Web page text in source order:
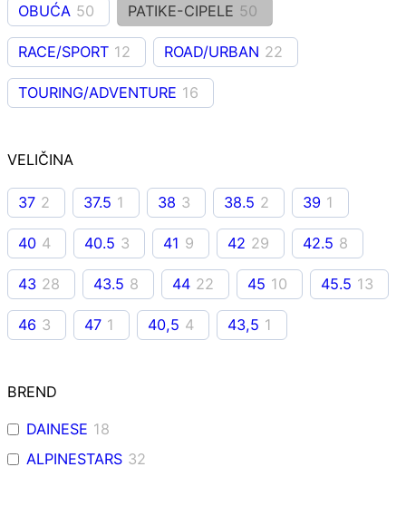
OBUĆA 50 PATIKE-CIPELE 50
RACE/SPORT 12 ROAD/URBAN 22
TOURING/ADVENTURE 16
VELIČINA
37 2 37.5 1 38 3 38.5 2 39 1
40 4 40.5 3 41 9 42 29 42.5 8
43 28 43.5 8 44 22 45 10 45.5 13
46 3 47 1 40,5 4 43,5 1
BREND
DAINESE 18
ALPINESTARS 32